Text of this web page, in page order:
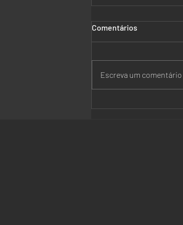
Comentários
Escreva um comentário